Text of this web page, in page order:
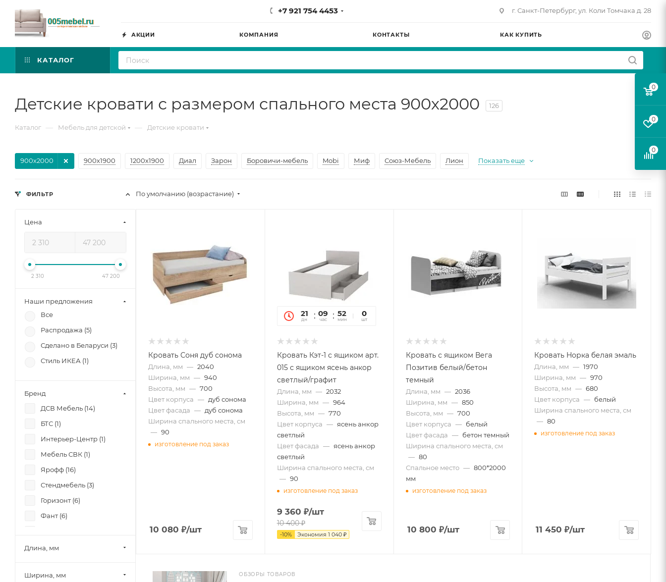
+7 921 754 4453 г. Санкт-Петербург, ул. Коли Томчака д. 28
АКЦИИ КОМПАНИЯ КОНТАКТЫ КАК КУПИТЬ
КАТАЛОГ
Детские кровати с размером спального места 900х2000 126
Каталог — Мебель для детской — Детские кровати
900х2000 900х1900 1200х1900 Диал Зарон Боровичи-мебель Mobi Миф Союз-Мебель Лион Показать еще
По умолчанию (возрастание)
Кровать Соня дуб сонома
Длина, мм — 2040
Ширина, мм — 940
Высота, мм — 700
Цвет корпуса — дуб сонома
Цвет фасада — дуб сонома
Ширина спального места, см
— 90
изготовление под заказ
10 080 ₽/шт
21
дн
09
час
52
мин
09
сек
0
шт
Кровать Кэт-1 с ящиком арт.
015 с ящиком ясень анкор
светлый/графит
Длина, мм — 2032
Ширина, мм — 964
Высота, мм — 770
Цвет корпуса — ясень анкор
светлый
Цвет фасада — ясень анкор
светлый
Ширина спального места, см
— 90
изготовление под заказ
9 360 ₽/шт
10 400₽
-10% Экономия 1 040₽
Кровать с ящиком Вега
Позитив белый/бетон
темный
Длина, мм — 2036
Ширина, мм — 850
Высота, мм — 700
Цвет корпуса — белый
Цвет фасада — бетон темный
Ширина спального места, см
— 80
Спальное место — 800*2000
мм
изготовление под заказ
10 800 ₽/шт
Кровать Норка белая эмаль
Длина, мм — 1970
Ширина, мм — 970
Высота, мм — 680
Цвет корпуса — белый
Ширина спального места, см
— 80
изготовление под заказ
11 450 ₽/шт
ОБЗОРЫ ТОВАРОВ
ФИЛЬТР
Цена
2 310 47 200
Наши предложения
Все
Распродажа (5)
Сделано в Беларуси (3)
Стиль ИКЕА (1)
Бренд
ДСВ Мебель (14)
БТС (1)
Интерьер-Центр (1)
Мебель СВК (1)
Ярофф (16)
Стендмебель (3)
Горизонт (6)
Фант (6)
Лион (
Олмеко (
Длина, мм
Ширина, мм
0
0
0